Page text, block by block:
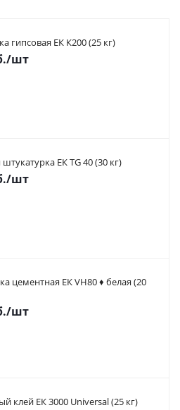
гипсовая ЕК К200 (25 кг)
/шт
штукатурка ЕК TG 40 (30 кг)
/шт
цементная ЕК VH80 ♦ белая (20
/шт
клей ЕК 3000 Universal (25 кг)